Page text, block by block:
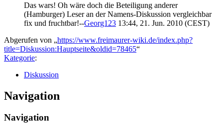
Das wars! Oh wäre doch die Beteiligung anderer
(Hamburger) Leser an der Namens-Diskussion vergleichbar
fix und fruchtbar!--Georg123 13:44, 21. Jun. 2010 (CEST)
Abgerufen von „https://www.freimaurer-wiki.de/index.php?
title=Diskussion:Hauptseite&oldid=78465“
Kategorie:
Diskussion
Navigation
Navigation